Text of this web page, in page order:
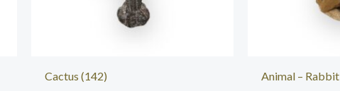
Cactus (142) Animal – Rabbit